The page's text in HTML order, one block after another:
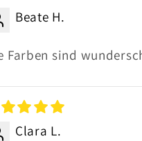
Beate H.
Farben sind
Clara L.